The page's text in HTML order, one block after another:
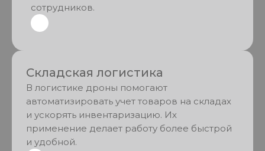
сотрудников.
Складская логистика
В логистике дроны помогают
автоматизировать учет товаров на складах
и ускорять инвентаризацию. Их
применение делает работу более быстрой
и удобной.